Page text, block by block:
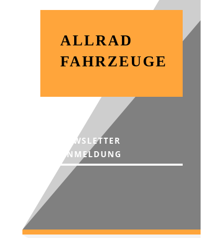
ALLRAD
FAHRZEUGE
NEWSLETTER
ANMELDUNG